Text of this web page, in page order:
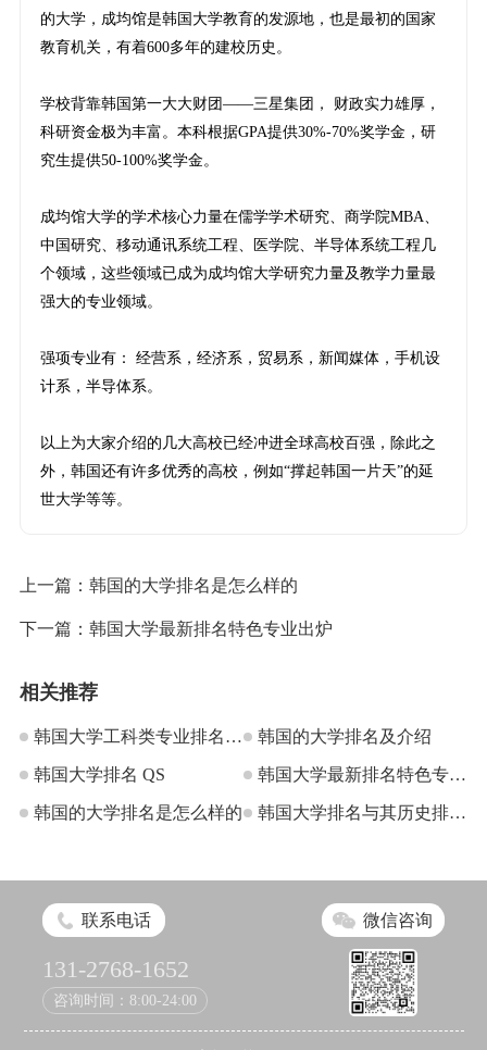
的大学，成均馆是韩国大学教育的发源地，也是最初的国家
教育机关，有着600多年的建校历史。
学校背靠韩国第一大大财团——三星集团， 财政实力雄厚，
科研资金极为丰富。本科根据GPA提供30%-70%奖学金，研
究生提供50-100%奖学金。
成均馆大学的学术核心力量在儒学学术研究、商学院MBA、
中国研究、移动通讯系统工程、医学院、半导体系统工程几
个领域，这些领域已成为成均馆大学研究力量及教学力量最
强大的专业领域。
强项专业有： 经营系，经济系，贸易系，新闻媒体，手机设
计系，半导体系。
以上为大家介绍的几大高校已经冲进全球高校百强，除此之
外，韩国还有许多优秀的高校，例如“撑起韩国一片天”的延
世大学等等。
上一篇： 韩国的大学排名是怎么样的
下一篇： 韩国大学最新排名特色专业出炉
相关推荐
韩国大学工科类专业排名前
十
韩国的大学排名及介绍
韩国大学排名 QS 韩国大学最新排名特色专业
出炉
韩国的大学排名是怎么样的 韩国大学排名与其历史排名
联系电话
131-2768-1652
咨询时间：8:00-24:00
微信咨询